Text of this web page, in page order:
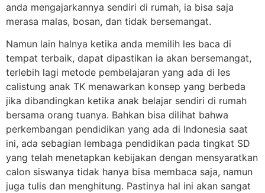
anda mengajarkannya sendiri di rumah, ia bisa saja
merasa malas, bosan, dan tidak bersemangat.
Namun lain halnya ketika anda memilih les baca di
tempat terbaik, dapat dipastikan ia akan bersemangat,
terlebih lagi metode pembelajaran yang ada di les
calistung anak TK menawarkan konsep yang berbeda
jika dibandingkan ketika anak belajar sendiri di rumah
bersama orang tuanya. Bahkan bisa dilihat bahwa
perkembangan pendidikan yang ada di Indonesia saat
ini, ada sebagian lembaga pendidikan pada tingkat SD
yang telah menetapkan kebijakan dengan mensyaratkan
calon siswanya tidak hanya bisa membaca saja, namun
juga tulis dan menghitung. Pastinya hal ini akan sangat